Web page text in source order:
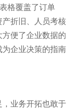
格覆盖了订单
产折旧、人员考核
便了企业数据的
企业决策的指南
业务开拓也敢于